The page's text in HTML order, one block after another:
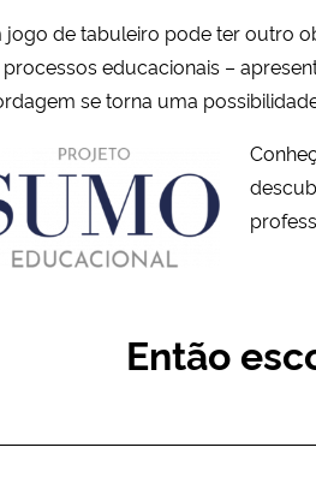
jogo de tabuleiro pode ter outro
educacionais –
se torna uma
Então